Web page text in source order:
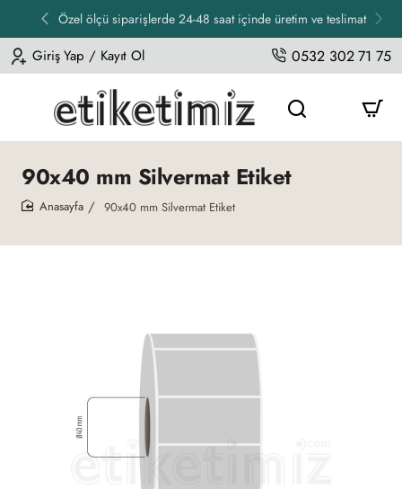
Özel ölçü siparişlerde 24-48 saat içinde üretim ve teslimat
Giriş Yap / Kayıt Ol 0532 302 71 75
90x40 mm Silvermat Etiket
90x40 mm Silvermat Etiket